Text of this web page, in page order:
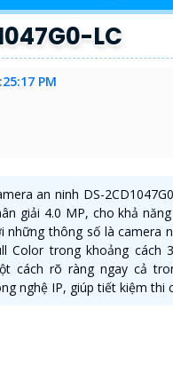
LC
PM
an ninh DS-
giải 4.0 MP, cho khả
những thông số là camera
Color trong khoảng cách
cách rõ ràng ngay cả
nghệ IP, giúp tiết kiệm thi